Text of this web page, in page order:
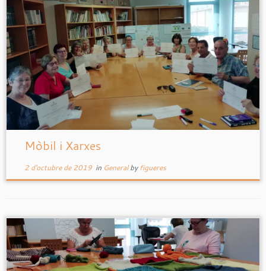
Mòbil i Xarxes
2 d'octubre de 2019in Generalbyfigueres